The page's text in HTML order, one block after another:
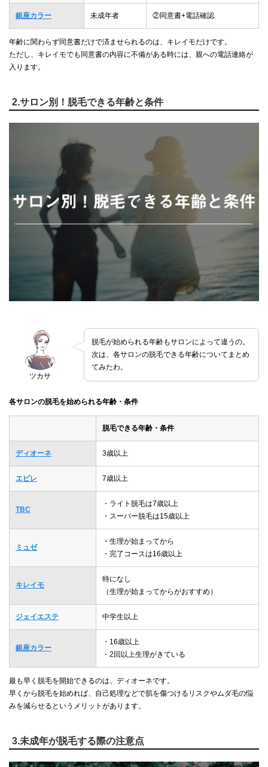
銀座カラー 未成年者 ②同意書+電話確認
年齢に関わらず同意書だけで済ませられるのは、キレイモだけです。
ただし、キレイモでも同意書の内容に不備がある時には、親への電話連絡が
入ります。
2.サロン別！脱毛できる年齢と条件
ツカサ
脱毛が始められる年齢もサロンによって違うの。
次は、各サロンの脱毛できる年齢についてまとめ
てみたわ。
各サロンの脱毛を始められる年齢・条件
脱毛できる年齢・条件
ディオーネ 3歳以上
エピレ 7歳以上
TBC
・ライト脱毛は7歳以上
・スーパー脱毛は15歳以上
ミュゼ
・生理が始まってから
・完了コースは16歳以上
キレイモ
特になし
（生理が始まってからがおすすめ）
ジェイエステ 中学生以上
銀座カラー
・16歳以上
・2回以上生理がきている
最も早く脱毛を開始できるのは、ディオーネです。
早くから脱毛を始めれば、自己処理などで肌を傷つけるリスクやムダ毛の悩
みを減らせるというメリットがあります。
3.未成年が脱毛する際の注意点